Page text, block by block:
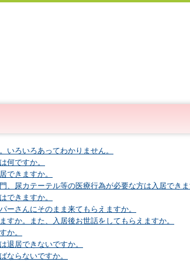
いろいろあってわかりません。
何ですか。
できますか。
、尿カテーテル等の医療行為が必要な方は入居でき
できますか。
ーさんにそのまま来てもらえますか。
すか。また、入居後お世話をしてもらえますか。
か。
退居できないですか。
ならないですか。